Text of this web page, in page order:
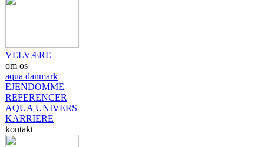
VELVÆRE
om os
aqua danmark
EJENDOMME
REFERENCER
AQUA UNIVERS
KARRIERE
kontakt